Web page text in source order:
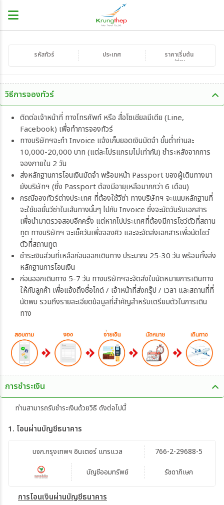
รหัสทัวร์ ประเทศ ราคาเริ่มต้น
/ท่าน
วิธีการจองทัวร์
ติดต่อเจ้าหน้าที่ ทางโทรศัพท์ หรือ สื่อโซเชียลมีเดีย (Line,
Facebook) เพื่อทำการจองทัวร์
ทางบริษัทฯจะทำ Invoice แจ้งเก็บยอดเงินมัดจำ ขั้นต่ำท่านละ
10,000-20,000 บาท (แต่ละโปรแกรมไม่เท่ากัน) ชำระหลังจากการ
จองภายใน 2 วัน
ส่งหลักฐานการโอนเงินมัดจำ พร้อมหน้า Passport ของผู้เดินทางมา
ยังบริษัทฯ (ซึ่ง Passport ต้องมีอายุเหลือมากกว่า 6 เดือน)
กรณีจองทัวร์ต่างประเทศ ที่ต้องใช้วีซ่า ทางบริษัทฯ จะแนบหลักฐานที่
จะใช้ขอยื่นวีซ่าในเส้นทางนั้นๆ ไปกับ Invoice ซึ่งจะนัดวันรับเอกสาร
เพื่อนำมาตรวจสอบอีกครั้ง แต่หากไปประเทศที่ต้องมีการโชว์ตัวที่สถาน
ทูต ทางบริษัทฯ จะเช็ควันเพื่อจองคิว และจะจัดส่งเอกสารเพื่อนัดโชว์
ตัวที่สถานทูต
ชำระเงินส่วนที่เหลือก่อนออกเดินทาง ประมาณ 25-30 วัน พร้อมทั้งส่ง
หลักฐานการโอนเงิน
ก่อนออกเดินทาง 5-7 วัน ทางบริษัทฯจะจัดส่งใบนัดหมายการเดินทาง
ให้กับลูกค้า เพื่อแจ้งถึงชื่อไกด์ / เจ้าหน้าที่ส่งกรุ๊ป / เวลา และสถานที่ที่
นัดพบ รวมถึงรายละเอียดข้อมูลที่สำคัญสำหรับเตรียมตัวในการเดิน
ทาง
การชำระเงิน
ท่านสามารถรับชำระเงินด้วยวิธี ดังต่อไปนี้
1. โอนผ่านบัญชีธนาคาร
บัญชีออมทรัพย์
บจก.กรุงเทพฯ อินเตอร์ แทรแวล
รัชดาภิเษก
766-2-29688-5
การโอนเงินผ่านบัญชีธนาคาร